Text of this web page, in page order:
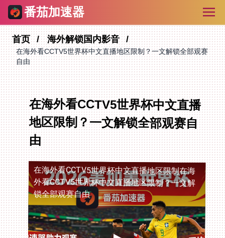
番茄加速器
首页 海外解锁国内影音
在海外看CCTV5世界杯中文直播地区限制？一文解锁全部观赛
自由
在海外看CCTV5世界杯中文直播
地区限制？一文解锁全部观赛自
由
在海外看CCTV5世界杯中文直播地区限制在海
外看CCTV5世界杯中文直播地区限制？一文解
锁全部观赛自由